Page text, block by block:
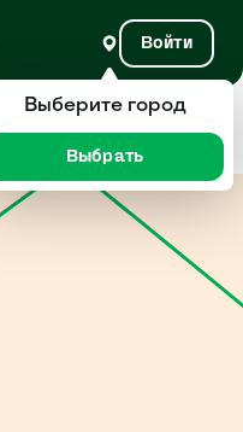
Войти
Отзывы
Выберите город
Выбрать